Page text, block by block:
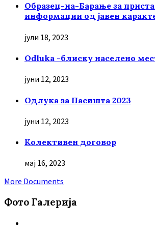
Образец-на-Барање за
информации од јавен
јули 18, 2023
Odluka -блиску населено
јуни 12, 2023
Oдлука за Пасишта 2023
јуни 12, 2023
Колективен договор
мај 16, 2023
More Documents
Фото Галерија